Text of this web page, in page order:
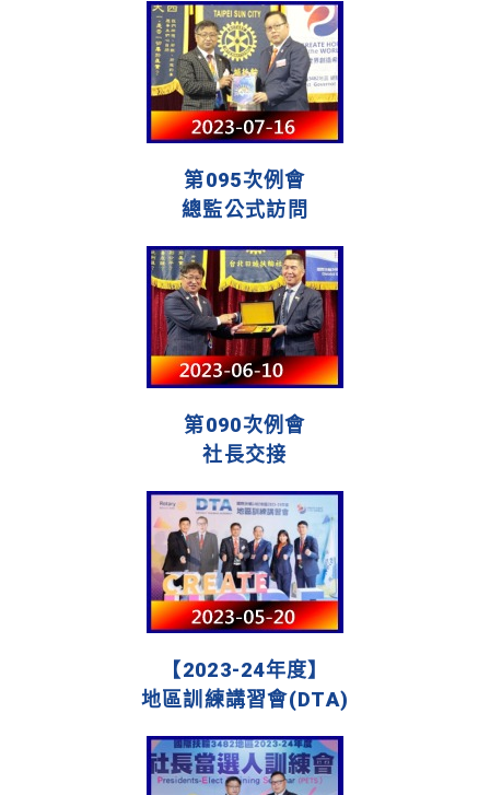
第095次例會
總監公式訪問
第090次例會
社長交接
【2023-24年度】
地區訓練講習會(DTA)